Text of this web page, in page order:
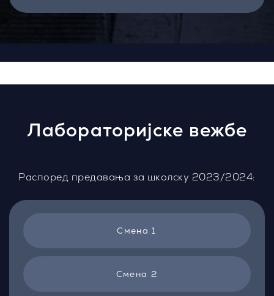
Лабораторијске вежбе
Распоред предавања за школску 2023/2024:
Смена 1
Смена 2